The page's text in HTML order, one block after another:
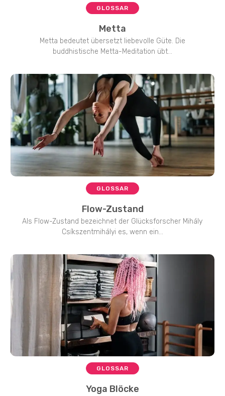
GLOSSAR
Metta
Metta bedeutet übersetzt liebevolle Güte. Die
buddhistische Metta-Meditation übt...
GLOSSAR
Flow-Zustand
Als Flow-Zustand bezeichnet der Glücksforscher Mihály
Csíkszentmihályi es, wenn ein...
GLOSSAR
Yoga Blöcke